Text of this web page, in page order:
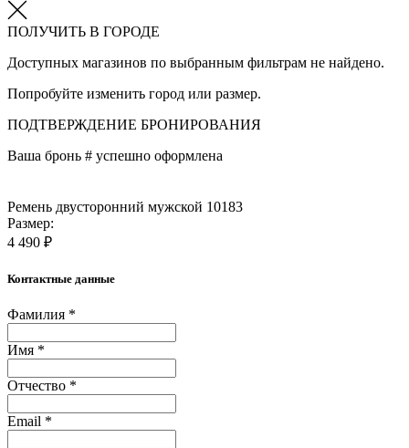
ПОЛУЧИТЬ В ГОРОДЕ
Доступных магазинов по выбранным фильтрам не найдено.
Попробуйте изменить город или размер.
ПОДТВЕРЖДЕНИЕ БРОНИРОВАНИЯ
Ваша бронь # успешно оформлена
Ремень двусторонний мужской 10183
Размер:
4 490 ₽
Контактные данные
Фамилия *
Имя *
Отчество *
Email *